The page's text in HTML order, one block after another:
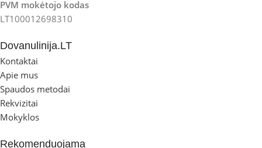
PVM mokėtojo kodas
LT100012698310
Dovanulinija.LT
Kontaktai
Apie mus
Spaudos metodai
Rekvizitai
Mokyklos
Rekomenduojama